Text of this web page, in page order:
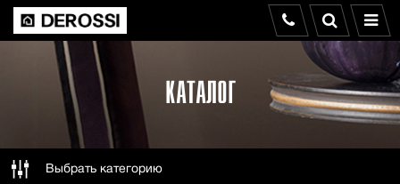
КАТАЛОГ
Выбрать категорию